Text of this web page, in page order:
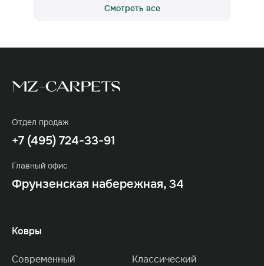
Смотреть все
Отдел продаж
+7 (495) 724-33-91
Главный офис
Фрунзенская набережная, 34
Ковры
Современный
Классический